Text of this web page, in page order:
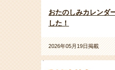
おたのしみカレンダ
した！
2026年05月19日掲載